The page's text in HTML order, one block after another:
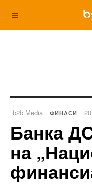
b2b Media ФИНАСИ
Банка
на